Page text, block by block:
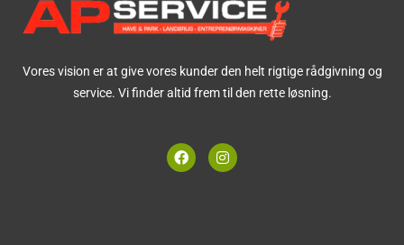
Vores vision er at give vores kunder den helt rigtige rådgivning og
service. Vi finder altid frem til den rette løsning.
F
a
I
n